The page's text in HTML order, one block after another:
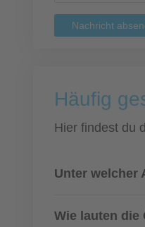
Nachricht
Häufig
Hier findest du
Unter welcher
Wie lauten die